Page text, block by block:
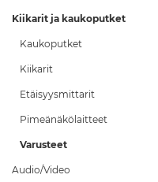
Kiikarit ja kaukoputket
Kaukoputket
Kiikarit
Etäisyysmittarit
Pimeänäkölaitteet
Varusteet
Audio/Video